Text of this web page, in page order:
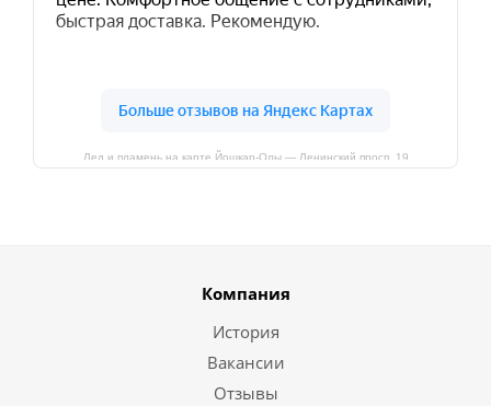
Лед и пламень на карте Йошкар‑Олы — Ленинский просп.,19
Компания
История
Вакансии
Отзывы